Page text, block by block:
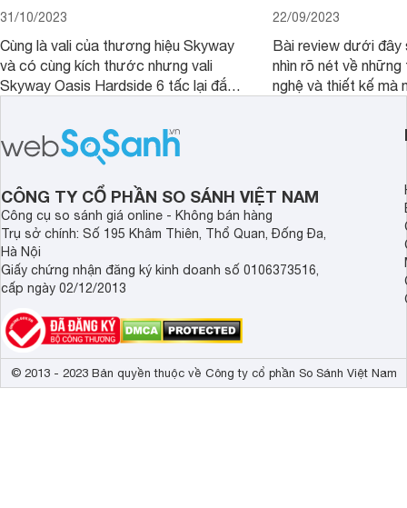
31/10/2023
Cùng là vali của thương hiệu Skyway
và có cùng kích thước nhưng vali
Skyway Oasis Hardside 6 tấc lại đắt
triệu đồng.
22/09/2023
Bài review dưới đây
nhìn rõ nét về những
nghệ và thiết kế mà
thể đưa ra quyết
CÔNG TY CỔ PHẦN SO SÁNH VIỆT NAM
Công cụ so sánh giá online - Không bán hàng
Trụ sở chính: Số 195 Khâm Thiên, Thổ Quan, Đống Đa,
Hà Nội
Giấy chứng nhận đăng ký kinh doanh số 0106373516,
cấp ngày 02/12/2013
© 2013 - 2023 Bản quyền thuộc về Công ty cổ phần So Sánh Việt Nam